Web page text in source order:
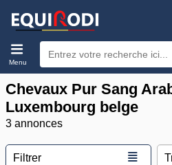
Menu
Chevaux Pur Sang
Luxembourg belge
3 annonces
Filtrer ≣